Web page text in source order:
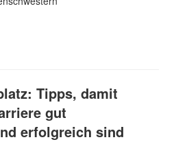
Tipps, damit
gut
erfolgreich sind